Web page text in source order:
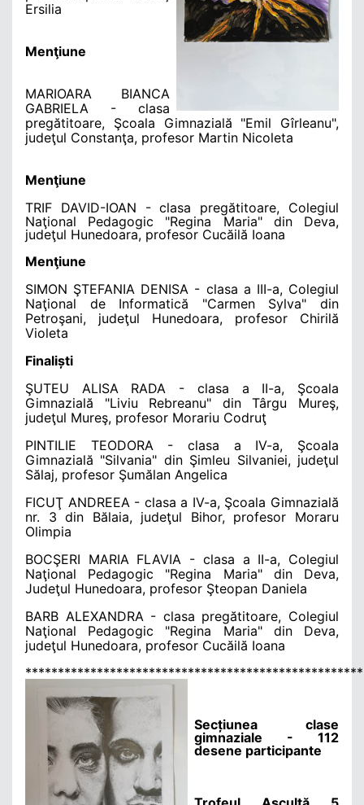
Ersilia
Menţiune
MARIOARA BIANCA
GABRIELA
- clasa
pregătitoare, Şcoala Gimnazială "Emil Gîrleanu",
judeţul Constanţa, profesor Martin Nicoleta
Menţiune
TRIF DAVID-IOAN
- clasa pregătitoare, Colegiul
Naţional Pedagogic "Regina Maria" din Deva,
judeţul Hunedoara, profesor Cucăilă Ioana
Menţiune
SIMON ŞTEFANIA DENISA - clasa a III-a, Colegiul
Naţional de Informatică "Carmen Sylva" din
Petroşani, judeţul Hunedoara, profesor Chirilă
Violeta
Finaliști
ŞUTEU ALISA RADA
- clasa a II-a, Şcoala
Gimnazială "Liviu Rebreanu" din Târgu Mureş,
judeţul Mureş, profesor Morariu Codruţ
PINTILIE TEODORA
- clasa a IV-a, Şcoala
Gimnazială "Silvania" din Şimleu Silvaniei, judeţul
Sălaj, profesor Şumălan Angelica
FICUŢ ANDREEA - clasa a IV-a, Şcoala Gimnazială
nr. 3 din Bălaia, judeţul Bihor, profesor Moraru
Olimpia
BOCŞERI MARIA FLAVIA - clasa a II-a, Colegiul
Naţional Pedagogic "Regina Maria" din Deva,
Judeţul Hunedoara, profesor Şteopan Daniela
BARB ALEXANDRA - clasa pregătitoare, Colegiul
Naţional Pedagogic "Regina Maria" din Deva,
judeţul Hunedoara, profesor Cucăilă Ioana
****************************************************
Secțiunea clase
gimnaziale - 112
desene participante